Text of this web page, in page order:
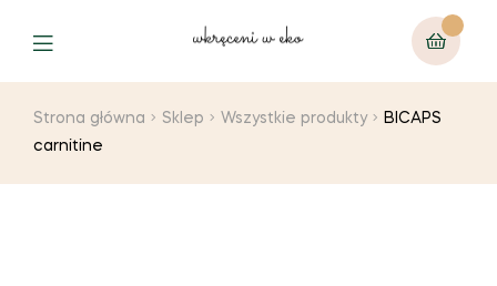
Strona główna Sklep Wszystkie produkty
BICAPS
carnitine